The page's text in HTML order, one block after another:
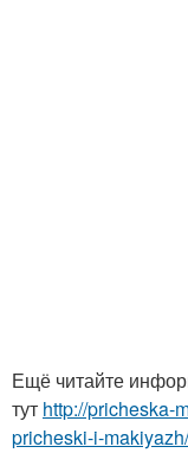
Ещё читайте
тут http://pricheska-
pricheski-i-